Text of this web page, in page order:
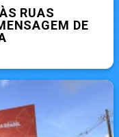
RUAS
DE